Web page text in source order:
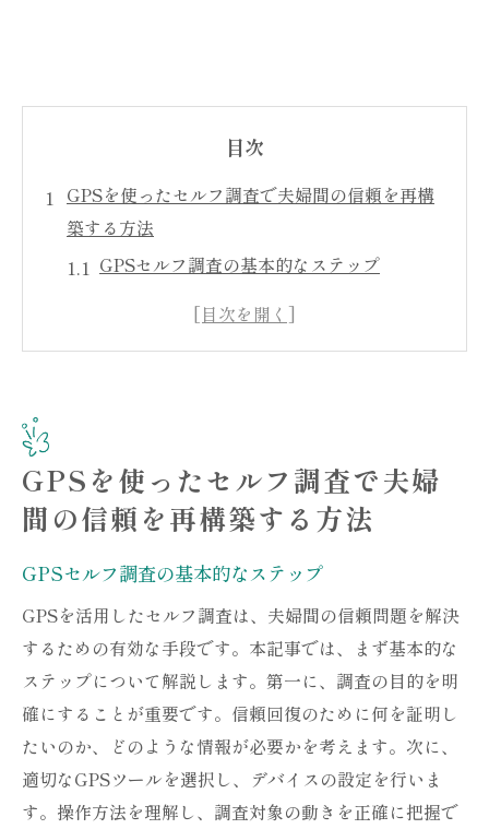
目次
GPSを使ったセルフ調査で夫婦間の信頼を再構
築する方法
GPSセルフ調査の基本的なステップ
効果的な情報収集のためのGPSツールの選
信頼回復のための戦略的アプローチ
GPS調査後の適切なコミュニケーション
手法
浮気問題におけるGPSの法的側面
プライバシーを守るための重要なポイント
浮気証拠収集におけるGPSの具体的手法
GPSを活用した心理的負担の軽減法
浮気問題解決のための効果的な戦術
調査結果を元にした現実的な対策
GPSを使ったセルフ調査で夫婦
間の信頼を再構築する方法
GPSセルフ調査の基本的なステップ
GPSを活用したセルフ調査は、夫婦間の信頼問題を解決
するための有効な手段です。本記事では、まず基本的な
ステップについて解説します。第一に、調査の目的を明
確にすることが重要です。信頼回復のために何を証明し
たいのか、どのような情報が必要かを考えます。次に、
適切なGPSツールを選択し、デバイスの設定を行いま
す。操作方法を理解し、調査対象の動きを正確に把握で